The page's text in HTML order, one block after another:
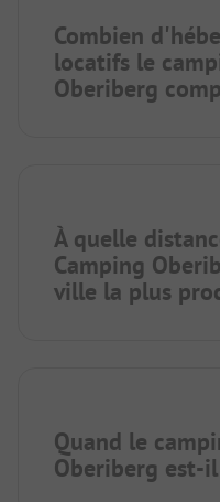
Combien
locatifs le
Oberiberg
À quelle
Camping
ville la plus
Quand le
Oberiberg est-